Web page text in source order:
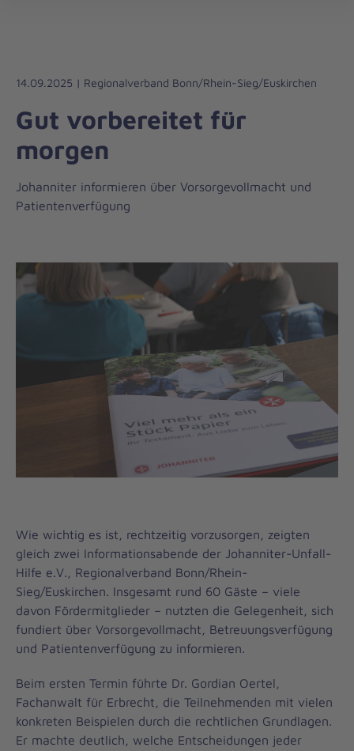
14.09.2025 | Regionalverband Bonn/Rhein-Sieg/Euskirchen
Gut vorbereitet für
morgen
Johanniter informieren über Vorsorgevollmacht und
Patientenverfügung
Wie wichtig es ist, rechtzeitig vorzusorgen, zeigten
gleich zwei Informationsabende der Johanniter-Unfall-
Hilfe e.V., Regionalverband Bonn/Rhein-
Sieg/Euskirchen. Insgesamt rund 60 Gäste – viele
davon Fördermitglieder – nutzten die Gelegenheit, sich
fundiert über Vorsorgevollmacht, Betreuungsverfügung
und Patientenverfügung zu informieren.
Beim ersten Termin führte Dr. Gordian Oertel,
Fachanwalt für Erbrecht, die Teilnehmenden mit vielen
konkreten Beispielen durch die rechtlichen Grundlagen.
Er machte deutlich, welche Entscheidungen jeder